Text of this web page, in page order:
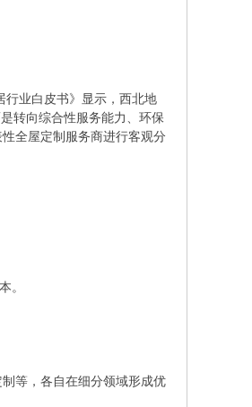
行业白皮书》显示，西北地
转向综合性服务能力、环保
全屋定制服务商进行客观分
。
等，各自在细分领域形成优